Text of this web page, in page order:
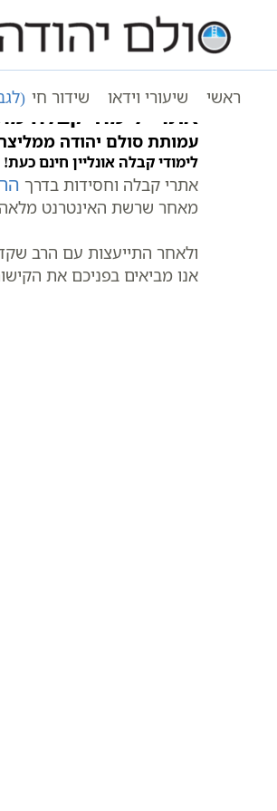
ראשי שיעורי וידאו שידור חי
עמוד ראשי אתרי
אתרי לימוד קבלה
עמותת סולם יהודה
לימודי קבלה אונליין חינם כעת!
אתרי קבלה וחסידות בדרך
מאחר שרשת האינטרנט מלאה
ולאחר התייעצות עם הרב
אנו מביאים בפניכם את